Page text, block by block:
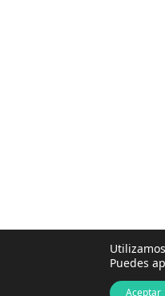
Puedes
Aceptar